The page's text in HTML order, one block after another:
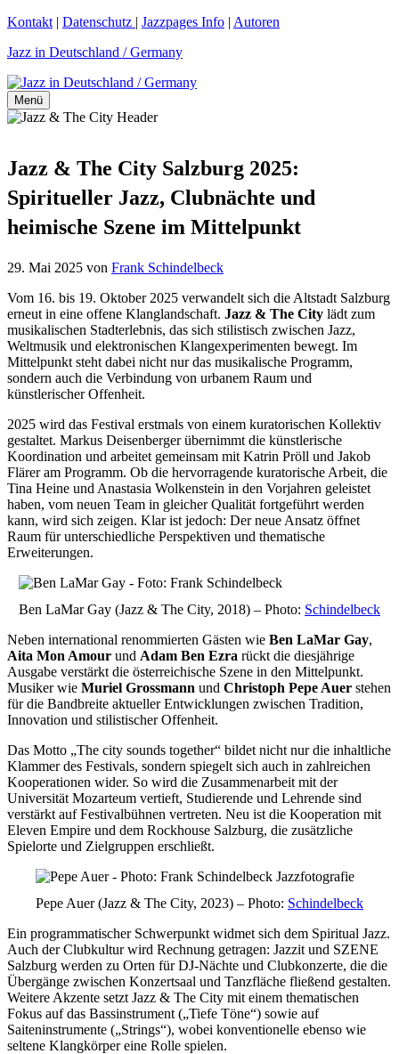
Zum
springen
Kontakt | Datenschutz | Jazzpages Info | Autoren
Jazz in Deutschland / Germany
Menü
Jazz & The City Salzburg 2025:
Spiritueller Jazz, Clubnächte und
heimische Szene im Mittelpunkt
29. Mai 2025 von Frank Schindelbeck
Vom 16. bis 19. Oktober 2025 verwandelt sich die Altstadt Salzburg
erneut in eine offene Klanglandschaft. Jazz & The City lädt zum
musikalischen Stadterlebnis, das sich stilistisch zwischen Jazz,
Weltmusik und elektronischen Klangexperimenten bewegt. Im
Mittelpunkt steht dabei nicht nur das musikalische Programm,
sondern auch die Verbindung von urbanem Raum und
künstlerischer Offenheit.
2025 wird das Festival erstmals von einem kuratorischen Kollektiv
gestaltet. Markus Deisenberger übernimmt die künstlerische
Koordination und arbeitet gemeinsam mit Katrin Pröll und Jakob
Flärer am Programm. Ob die hervorragende kuratorische Arbeit, die
Tina Heine und Anastasia Wolkenstein in den Vorjahren geleistet
haben, vom neuen Team in gleicher Qualität fortgeführt werden
kann, wird sich zeigen. Klar ist jedoch: Der neue Ansatz öffnet
Raum für unterschiedliche Perspektiven und thematische
Erweiterungen.
Ben LaMar Gay (Jazz & The City, 2018) – Photo: Schindelbeck
Neben international renommierten Gästen wie Ben LaMar Gay,
Aita Mon Amour und Adam Ben Ezra rückt die diesjährige
Ausgabe verstärkt die österreichische Szene in den Mittelpunkt.
Musiker wie Muriel Grossmann und Christoph Pepe Auer stehen
für die Bandbreite aktueller Entwicklungen zwischen Tradition,
Innovation und stilistischer Offenheit.
Das Motto „The city sounds together“ bildet nicht nur die inhaltliche
Klammer des Festivals, sondern spiegelt sich auch in zahlreichen
Kooperationen wider. So wird die Zusammenarbeit mit der
Universität Mozarteum vertieft, Studierende und Lehrende sind
verstärkt auf Festivalbühnen vertreten. Neu ist die Kooperation mit
Eleven Empire und dem Rockhouse Salzburg, die zusätzliche
Spielorte und Zielgruppen erschließt.
Pepe Auer (Jazz & The City, 2023) – Photo: Schindelbeck
Ein programmatischer Schwerpunkt widmet sich dem Spiritual Jazz.
Auch der Clubkultur wird Rechnung getragen: Jazzit und SZENE
Salzburg werden zu Orten für DJ-Nächte und Clubkonzerte, die die
Übergänge zwischen Konzertsaal und Tanzfläche fließend gestalten.
Weitere Akzente setzt Jazz & The City mit einem thematischen
Fokus auf das Bassinstrument („Tiefe Töne“) sowie auf
Saiteninstrumente („Strings“), wobei konventionelle ebenso wie
seltene Klangkörper eine Rolle spielen.